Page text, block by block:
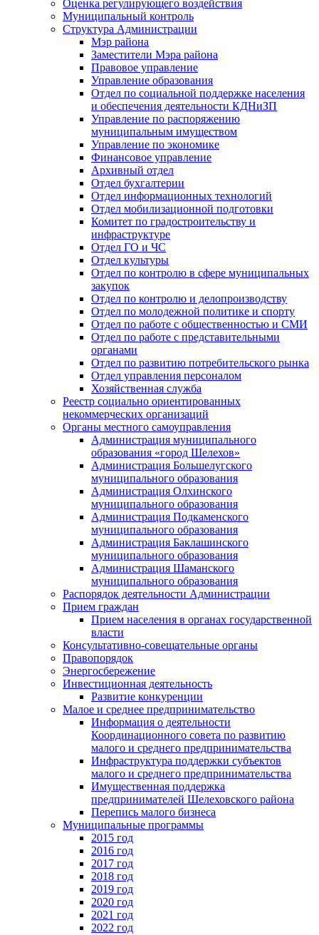
Оценка регулирующего воздействия
Муниципальный контроль
Структура Администрации
Мэр района
Заместители Мэра района
Правовое управление
Управление образования
Отдел по социальной поддержке населения
и обеспечения деятельности КДНиЗП
Управление по распоряжению
муниципальным имуществом
Управление по экономике
Финансовое управление
Архивный отдел
Отдел бухгалтерии
Отдел информационных технологий
Отдел мобилизационной подготовки
Комитет по градостроительству и
инфраструктуре
Отдел ГО и ЧС
Отдел культуры
Отдел по контролю в сфере муниципальных
закупок
Отдел по контролю и делопроизводству
Отдел по молодежной политике и спорту
Отдел по работе с общественностью и СМИ
Отдел по работе с представительными
органами
Отдел по развитию потребительского рынка
Отдел управления персоналом
Хозяйственная служба
Реестр социально ориентированных
некоммерческих организаций
Органы местного самоуправления
Администрация муниципального
образования «город Шелехов»
Администрация Большелугского
муниципального образования
Администрация Олхинского
муниципального образования
Администрация Подкаменского
муниципального образования
Администрация Баклашинского
муниципального образования
Администрация Шаманского
муниципального образования
Распорядок деятельности Администрации
Прием граждан
Прием населения в органах государственной
власти
Консультативно-совещательные органы
Правопорядок
Энергосбережение
Инвестиционная деятельность
Развитие конкуренции
Малое и среднее предпринимательство
Информация о деятельности
Координационного совета по развитию
малого и среднего предпринимательства
Инфраструктура поддержки субъектов
малого и среднего предпринимательства
Имущественная поддержка
предпринимателей Шелеховского района
Перепись малого бизнеса
Муниципальные программы
2015 год
2016 год
2017 год
2018 год
2019 год
2020 год
2021 год
2022 год